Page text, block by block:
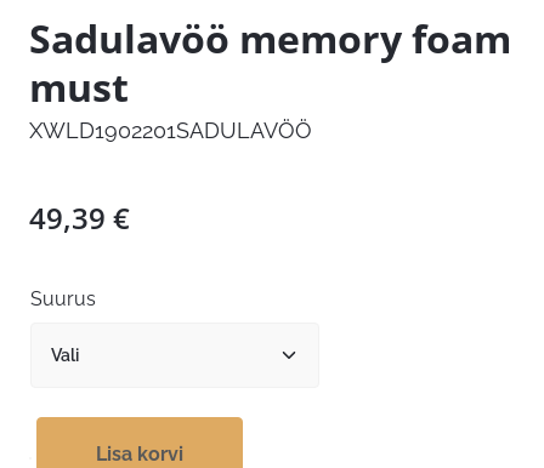
Sadulavöö memory foam
must
XWLD1902201SADULAVÖÖ
49,39 €
Suurus
Lisa korvi